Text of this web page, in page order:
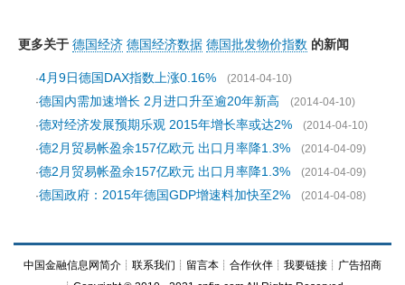
更多关于 德国经济 德国经济数据 德国批发物价指数 的新闻
·4月9日德国DAX指数上涨0.16%
(2014-04-10)
·德国内需加速增长 2月进口升至逾20年新高
(2014-04-10)
·德对经济发展预期乐观 2015年增长率或达2%
(2014-04-10)
·德2月贸易帐盈余157亿欧元 出口月率降1.3%
(2014-04-09)
·德2月贸易帐盈余157亿欧元 出口月率降1.3%
(2014-04-09)
·德国政府：2015年德国GDP增速料加快至2% (2014-04-08)
中国金融信息网简介 ┊ 联系我们 ┊ 留言本 ┊ 合作伙伴 ┊ 我要链接 ┊ 广告招商